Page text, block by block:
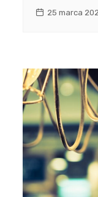
25 marca